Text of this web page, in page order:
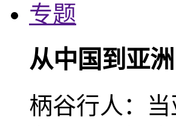
专题
从中国到亚
柄谷行人：